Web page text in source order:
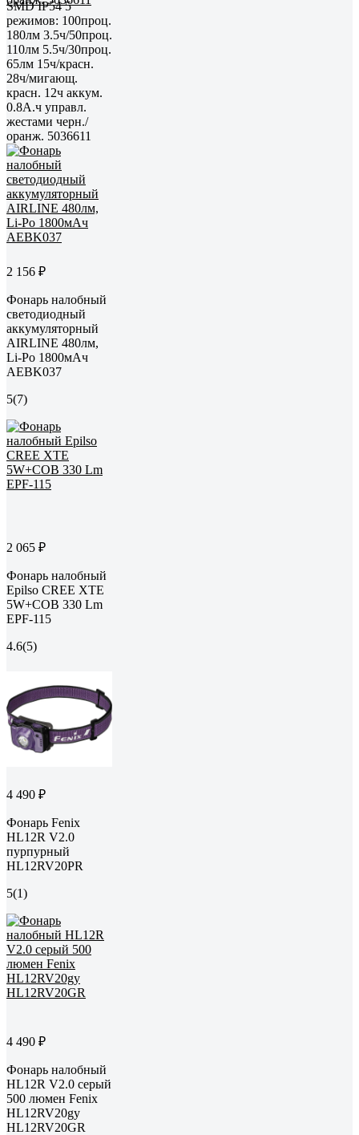
SMD IP54 5
режимов: 100проц.
180лм 3.5ч/50проц.
110лм 5.5ч/30проц.
65лм 15ч/красн.
28ч/мигающ.
красн. 12ч аккум.
0.8А.ч управл.
жестами черн./
оранж. 5036611
2 156 ₽
Фонарь налобный
светодиодный
аккумуляторный
AIRLINE 480лм,
Li-Po 1800мАч
AEBK037
5(7)
2 065 ₽
Фонарь налобный
Epilso CREE XTE
5W+COB 330 Lm
EPF-115
4.6(5)
4 490 ₽
Фонарь Fenix
HL12R V2.0
пурпурный
HL12RV20PR
5(1)
4 490 ₽
Фонарь налобный
HL12R V2.0 серый
500 люмен Fenix
HL12RV20gy
HL12RV20GR